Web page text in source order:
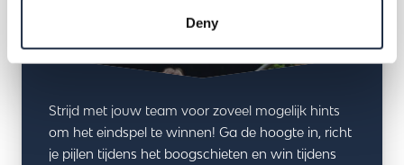
Deny
Strijd met jouw team voor zoveel mogelijk hints
om het eindspel te winnen! Ga de hoogte in, richt
je pijlen tijdens het boogschieten en win tijdens